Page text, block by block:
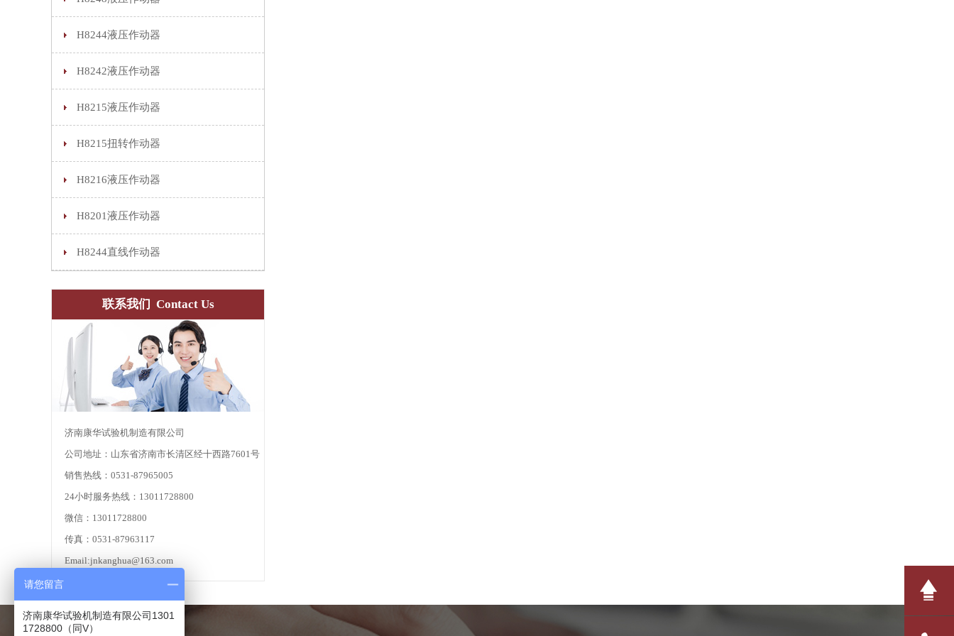
H8244液压作动器
H8242液压作动器
H8215液压作动器
H8215扭转作动器
H8216液压作动器
H8201液压作动器
H8244直线作动器
联系我们 Contact Us
济南康华试验机制造有限公司
公司地址：山东省济南市长清区经十西路7601号
销售热线：0531-87965005
24小时服务热线：13011728800
微信：13011728800
传真：0531-87963117
Email:jnkanghua@163.com
请您留言
济南康华试验机制造有限公司1301
1728800（同V）